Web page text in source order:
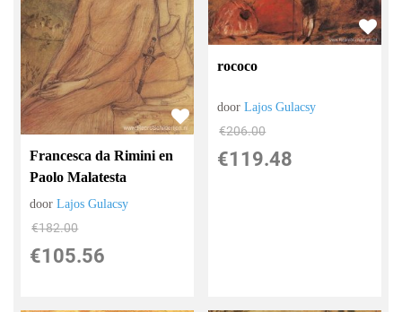
Francesca da Rimini en
Paolo Malatesta
doorLajos Gulacsy
€182.00
€105.56
rococo
doorLajos Gulacsy
€206.00
€119.48